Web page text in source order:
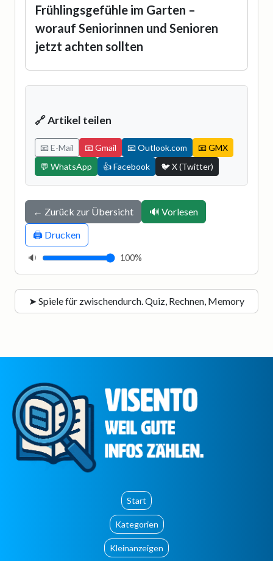
Frühlingsgefühle im Garten –
worauf Seniorinnen und Senioren
jetzt achten sollten
🔗 Artikel teilen
📧 E-Mail 📧 Gmail 📧 Outlook.com
📧 GMX
💬 WhatsApp
👍 Facebook 🐦 X (Twitter)
← Zurück zur Übersicht
🔊 Vorlesen
🖨️ Drucken
🔉 100%
➤ Spiele für zwischendurch. Quiz, Rechnen, Memory
Start
Kategorien
Kleinanzeigen